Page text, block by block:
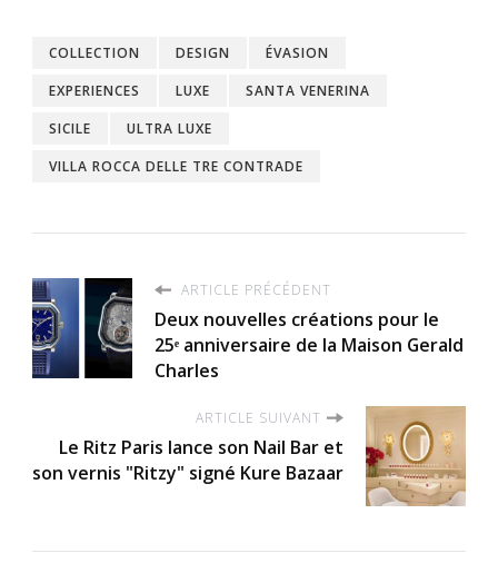
COLLECTION DESIGN
ÉVASION
EXPERIENCES
LUXE
SANTA VENERINA
SICILE
ULTRA LUXE
VILLA ROCCA DELLE TRE CONTRADE
ARTICLE PRÉCÉDENT
Deux nouvelles créations pour le
25ᵉ anniversaire de la Maison Gerald
Charles
ARTICLE SUIVANT
Le Ritz Paris lance son Nail Bar et
son vernis "Ritzy" signé Kure Bazaar